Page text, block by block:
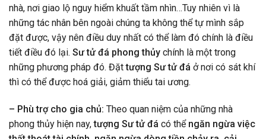
nhà, nơi giao lộ nguy hiểm khuất tầm nhìn…Tuy nhiên vì là
những tác nhân bên ngoài chúng ta không thể tự mình sắp
đặt được, vậy nên điều duy nhất có thể làm đó chính là điều
tiết điều đó lại. Sư tử đá phong thủy chính là một trong
những phương pháp đó. Đặttượng Sư tử đá ở nơi có sát khí
thì có thể được hoá giải, giảm thiểu tai ương.
– Phù trợ cho gia chủ: Theo quan niệm của những nhà
phong thủy hiện nay,tượng Sư tử đá có thể ngăn ngừa việc